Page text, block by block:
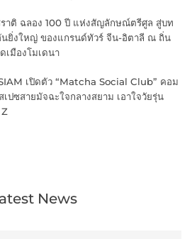
ราติ ฉลอง 100 ปี แห่งสัญลักษณ์ตรีศูล สู่บท
นยิ่งใหญ่ ของแกรนด์ทัวร์ จีน-อิตาลี ณ ถิ่น
เมืองโมเดนา
เปิดตัว “Matcha Social Club” คอม
ปซสายมัจฉะใจกลางสยาม เอาใจวัยรุ่น
News